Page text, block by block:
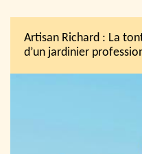
Artisan Richard : La
d’un jardinier